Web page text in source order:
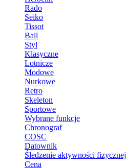
Rado
Seiko
Tissot
Ball
Styl
Klasyczne
Lotnicze
Modowe
Nurkowe
Retro
Skeleton
Sportowe
Wybrane funkcje
Chronograf
COSC
Datownik
Śledzenie aktywności fizycznej
Cena